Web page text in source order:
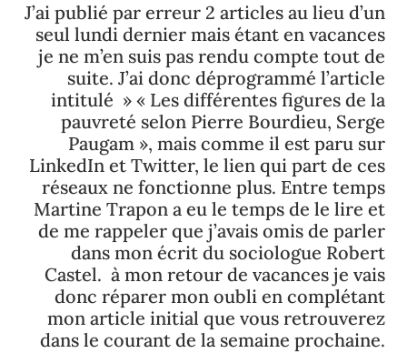
J’ai publié par erreur 2 articles au lieu d’un
seul lundi dernier mais étant en vacances
je ne m’en suis pas rendu compte tout de
suite. J’ai donc déprogrammé l’article
intitulé » « Les différentes figures de la
pauvreté selon Pierre Bourdieu, Serge
Paugam », mais comme il est paru sur
LinkedIn et Twitter, le lien qui part de ces
réseaux ne fonctionne plus. Entre temps
Martine Trapon a eu le temps de le lire et
de me rappeler que j’avais omis de parler
dans mon écrit du sociologue Robert
Castel. à mon retour de vacances je vais
donc réparer mon oubli en complétant
mon article initial que vous retrouverez
dans le courant de la semaine prochaine.